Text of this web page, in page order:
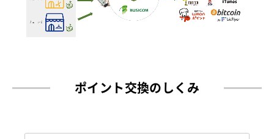
ポイント交換のしくみ